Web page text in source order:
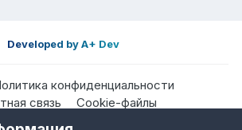
Developed by A+ Dev
конфиденциальности
связь
Cookie-файлы